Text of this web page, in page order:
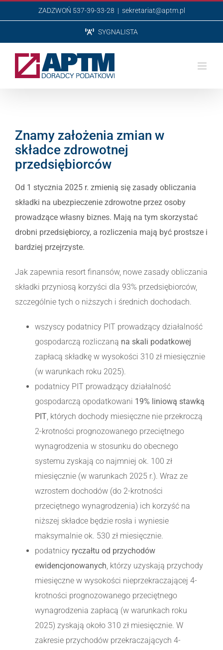
do
ZADZWOŃ 537-39-33-28 | sekretariat@aptm.pl
SYGNALISTA
Znamy założenia zmian w
składce zdrowotnej
przedsiębiorców
Od 1 stycznia 2025 r. zmienią się zasady obliczania
składki na ubezpieczenie zdrowotne przez osoby
prowadzące własny biznes. Mają na tym skorzystać
drobni przedsiębiorcy, a rozliczenia mają być prostsze i
bardziej przejrzyste.
Jak zapewnia resort finansów, nowe zasady obliczania
składki przyniosą korzyści dla 93% przedsiębiorców,
szczególnie tych o niższych i średnich dochodach.
wszyscy podatnicy PIT prowadzący działalność
gospodarczą rozliczaną na skali podatkowej
zapłacą składkę w wysokości 310 zł miesięcznie
(w warunkach roku 2025).
podatnicy PIT prowadzący działalność
gospodarczą opodatkowani 19% liniową stawką
PIT, których dochody miesięczne nie przekroczą
2-krotności prognozowanego przeciętnego
wynagrodzenia w stosunku do obecnego
systemu zyskają co najmniej ok. 100 zł
miesięcznie (w warunkach 2025 r.). Wraz ze
wzrostem dochodów (do 2-krotności
przeciętnego wynagrodzenia) ich korzyść na
niższej składce będzie rosła i wyniesie
maksymalnie ok. 530 zł miesięcznie.
podatnicy ryczałtu od przychodów
ewidencjonowanych, którzy uzyskają przychody
miesięczne w wysokości nieprzekraczającej 4-
krotności prognozowanego przeciętnego
wynagrodzenia zapłacą (w warunkach roku
2025) zyskają około 310 zł miesięcznie. W
zakresie przychodów przekraczających 4-